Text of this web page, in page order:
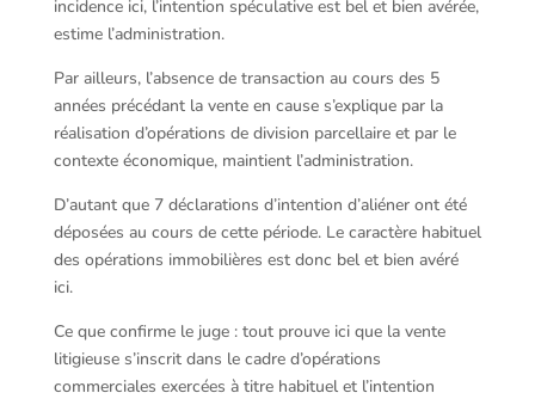
incidence ici, l’intention spéculative est bel et bien avérée,
estime l’administration.
Par ailleurs, l’absence de transaction au cours des 5
années précédant la vente en cause s’explique par la
réalisation d’opérations de division parcellaire et par le
contexte économique, maintient l’administration.
D’autant que 7 déclarations d’intention d’aliéner ont été
déposées au cours de cette période. Le caractère habituel
des opérations immobilières est donc bel et bien avéré
ici.
Ce que confirme le juge : tout prouve ici que la vente
litigieuse s’inscrit dans le cadre d’opérations
commerciales exercées à titre habituel et l’intention